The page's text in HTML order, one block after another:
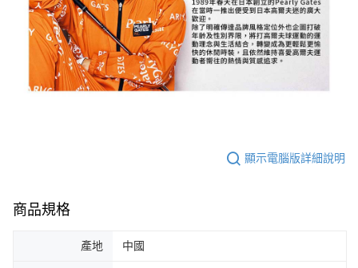
顯示電腦版詳細說明
商品規格
產地 中國